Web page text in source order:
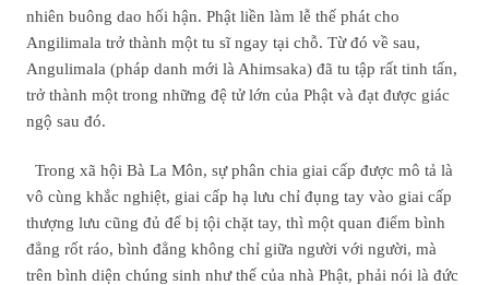
nhiên buông dao hối hận. Phật liền làm lễ thế phát cho
Angilimala trở thành một tu sĩ ngay tại chỗ. Từ đó về sau,
Angulimala (pháp danh mới là Ahimsaka) đã tu tập rất tinh tấn,
trở thành một trong những đệ tử lớn của Phật và đạt được giác
ngộ sau đó.
Trong xã hội Bà La Môn, sự phân chia giai cấp được mô tả là
vô cùng khắc nghiệt, giai cấp hạ lưu chỉ đụng tay vào giai cấp
thượng lưu cũng đủ để bị tội chặt tay, thì một quan điểm bình
đẳng rốt ráo, bình đẳng không chỉ giữa người với người, mà
trên bình diện chúng sinh như thế của nhà Phật, phải nói là đức